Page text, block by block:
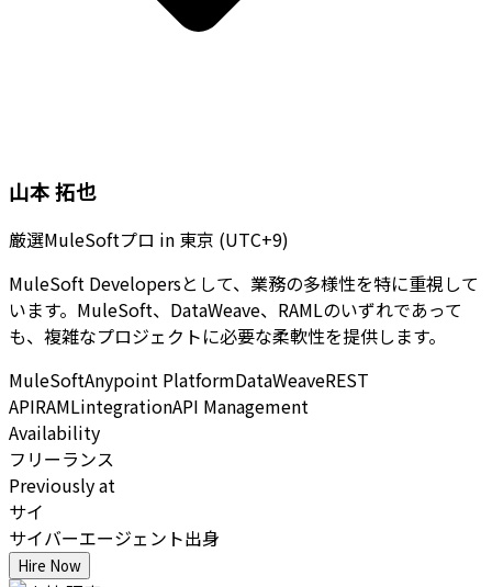
山本 拓也
厳選MuleSoftプロ in 東京 (UTC+9)
MuleSoft Developersとして、業務の多様性を特に重視して
います。MuleSoft、DataWeave、RAMLのいずれであって
も、複雑なプロジェクトに必要な柔軟性を提供します。
MuleSoftAnypoint PlatformDataWeaveREST
APIRAMLintegrationAPI Management
Availability
フリーランス
Previously at
サイ
サイバーエージェント出身
Hire Now